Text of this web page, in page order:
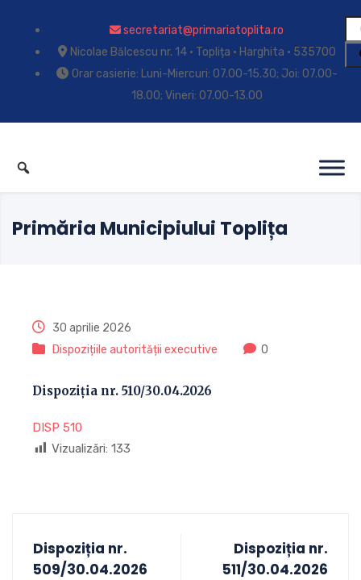
secretariat@primariatoplita.ro
Nicolae Bălcescu nr. 14 • Toplița • Harghita • 535700
Orar casierie: Luni-Miercuri: 07.00-15.30; Joi: 07.00-
18.00; Vineri: 07.00-13.00
Primăria Municipiului Toplița
30 aprilie 2026
Dispozițiile autorității executive
0
Dispoziția nr. 510/30.04.2026
DISP 510
Vizualizări: 133
Dispoziția nr.
509/30.04.2026
Dispoziția nr.
511/30.04.2026